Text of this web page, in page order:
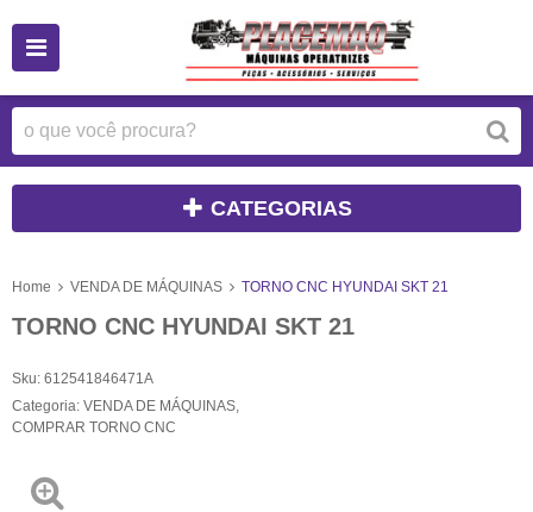
CATEGORIAS
Home VENDA DE MÁQUINAS TORNO CNC HYUNDAI SKT 21
TORNO CNC HYUNDAI SKT 21
Sku: 612541846471A
Categoria: VENDA DE MÁQUINAS
COMPRAR TORNO CNC